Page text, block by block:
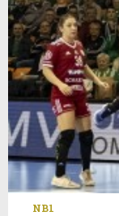
NB1